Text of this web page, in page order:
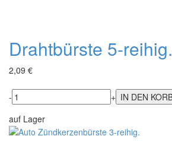
Drahtbürste 5-reihig.
2,09 €
-
+
auf Lager